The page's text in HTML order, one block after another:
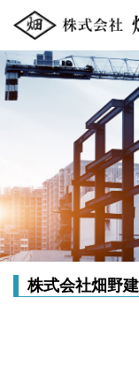
コ
ン
テ
キ
ッ
プ
株式会社畑野